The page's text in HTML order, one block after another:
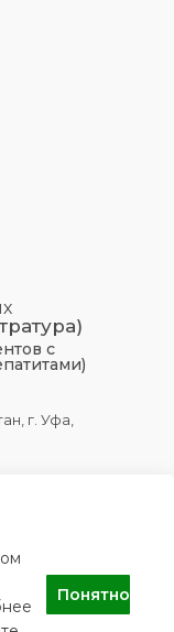
с
г. Уфа,
и борьбе со
Понятно